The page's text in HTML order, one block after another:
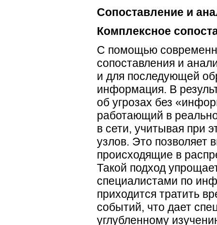
Сопоставление и
Комплексное
С помощью
сопоставления и
и для последующей
информация. В
об угрозах без
работающий в
в сети, учитывая при
узлов. Это позволяет
происходящие в
Такой подход
специалистами по
приходится тратить
событий, что дает
углубленному